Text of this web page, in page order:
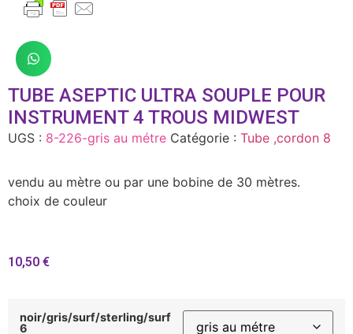
TUBE ASEPTIC ULTRA SOUPLE POUR
INSTRUMENT 4 TROUS MIDWEST
UGS : 8-226-gris au métre Catégorie : Tube ,cordon 8
vendu au mètre ou par une bobine de 30 mètres.
choix de couleur
10,50 €
noir/gris/surf/sterling/surf
6